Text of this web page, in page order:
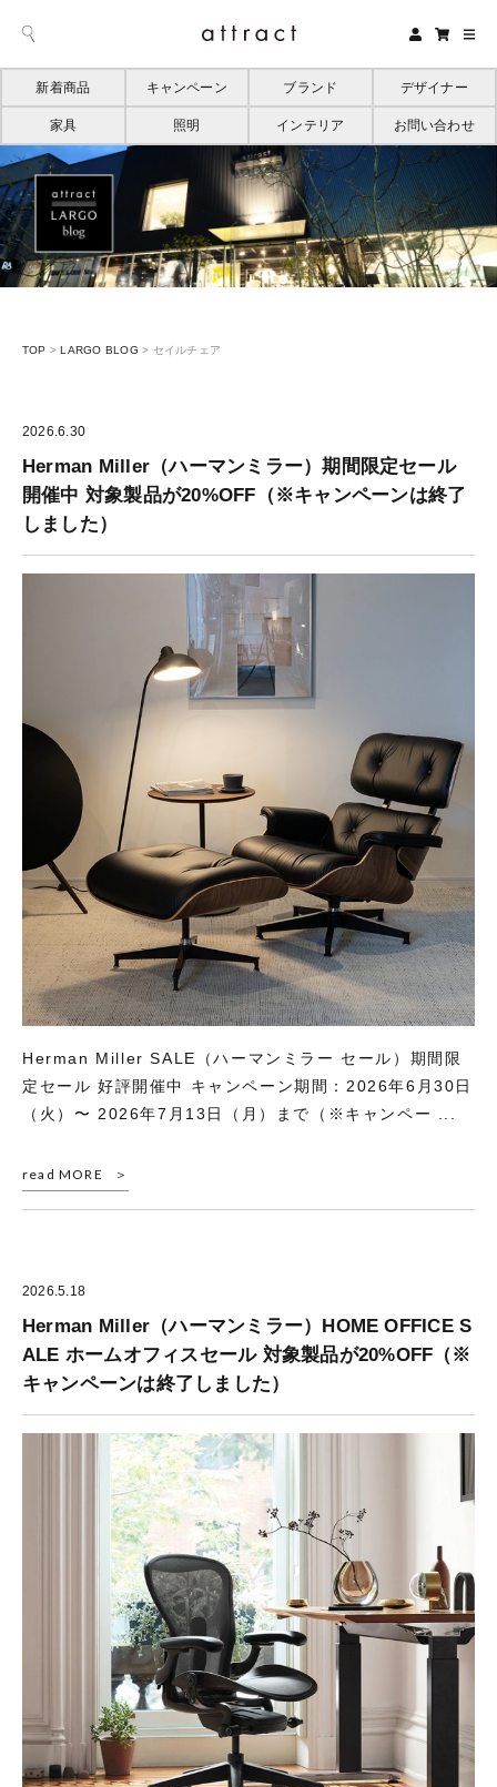
新着商品 キャンペーン ブランド デザイナー
家具 照明 インテリア お問い合わせ
TOP > LARGO BLOG > セイルチェア
2026.6.30
Herman Miller（ハーマンミラー）期間限定セール
開催中 対象製品が20%OFF（※キャンペーンは終了
しました）
Herman Miller SALE（ハーマンミラー セール）期間限
定セール 好評開催中 キャンペーン期間：2026年6月30日
（火）〜 2026年7月13日（月）まで（※キャンペー ...
read MORE
2026.5.18
Herman Miller（ハーマンミラー）HOME OFFICE S
ALE ホームオフィスセール 対象製品が20%OFF（※
キャンペーンは終了しました）